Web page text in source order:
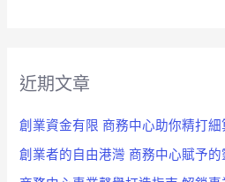
近期文章
創業資金有限 商務中心助你精打細
創業者的自由港灣 商務中心賦予